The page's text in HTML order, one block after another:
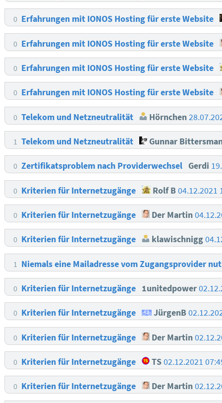
0 Erfahrungen mit IONOS Hosting für erste Website
0 Erfahrungen mit IONOS Hosting für erste Website
0 Erfahrungen mit IONOS Hosting für erste Website
0 Erfahrungen mit IONOS Hosting für erste Website
0 Telekom und Netzneutralität Hörnchen
1 Telekom und Netzneutralität Gunnar
0 Zertifikatsproblem nach Providerwechsel Gerdi
0 Kriterien für Internetzugänge Rolf B04.12.2021
0 Kriterien für Internetzugänge Der Martin
0 Kriterien für Internetzugänge klawischnigg
1 Niemals eine Mailadresse vom Zugangsprovider
0 Kriterien für Internetzugänge 1unitedpower
0 Kriterien für Internetzugänge JürgenB
0 Kriterien für Internetzugänge Der Martin
0 Kriterien für Internetzugänge TS02.12.2021
0 Kriterien für Internetzugänge Der Martin